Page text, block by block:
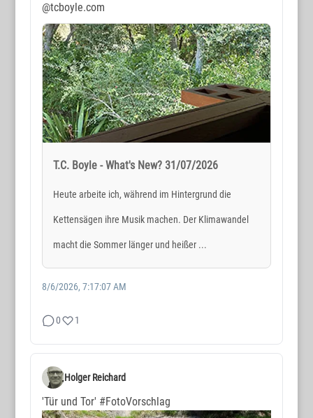
@tcboyle.com
T.C. Boyle - What's New? 31/07/2026
Heute arbeite ich, während im Hintergrund die
Kettensägen ihre Musik machen. Der Klimawandel
macht die Sommer länger und heißer ...
8/6/2026, 7:17:07 AM
0 1
Holger Reichard
'Tür und Tor' #FotoVorschlag